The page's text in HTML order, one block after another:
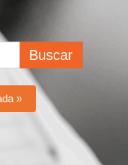
Buscar
»